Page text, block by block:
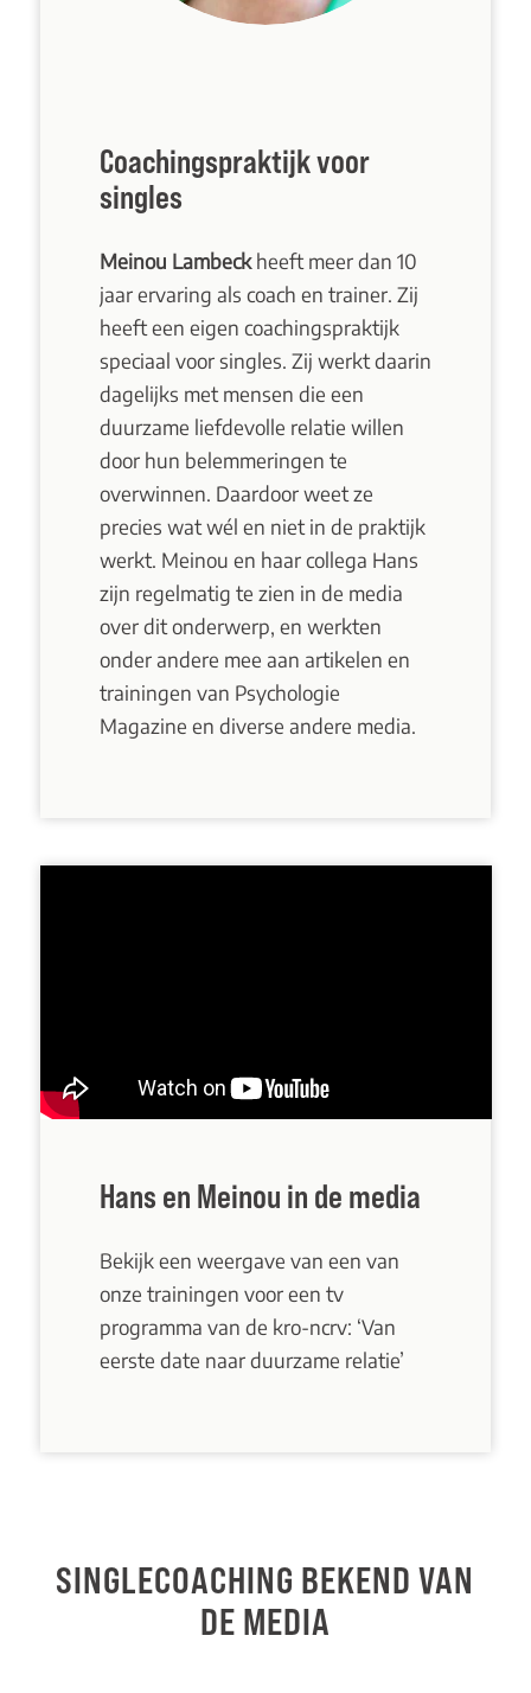
Coachingspraktijk voor
singles
Meinou Lambeckheeft meer dan 10
jaar ervaring als coach en trainer. Zij
heeft een eigen coachingspraktijk
speciaal voor singles. Zij werkt daarin
dagelijks met mensen die een
duurzame liefdevolle relatie willen
door hun belemmeringen te
overwinnen. Daardoor weet ze
precies wat wél en niet in de praktijk
werkt. Meinou en haar collega Hans
zijn regelmatig te zien in de media
over dit onderwerp, en werkten
onder andere mee aan artikelen en
trainingen van Psychologie
Magazine en diverse andere media.
Hans en Meinou in de media
Bekijk een weergave van een van
onze trainingen voor een tv
programma van de kro-ncrv: ‘Van
eerste date naar duurzame relatie’
SINGLECOACHING BEKEND VAN
DE MEDIA